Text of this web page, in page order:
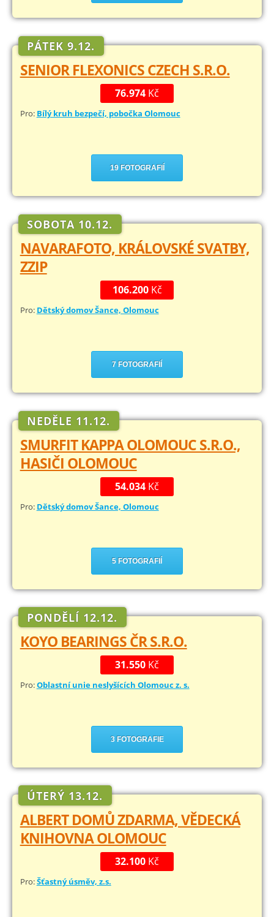
PÁTEK 9.12.
SENIOR FLEXONICS CZECH S.R.O.
76.974 Kč
Pro: Bílý kruh bezpečí, pobočka Olomouc
19 FOTOGRAFIÍ
SOBOTA 10.12.
NAVARAFOTO, KRÁLOVSKÉ SVATBY,
ZZIP
106.200Kč
Pro: Dětský domov Šance, Olomouc
7 FOTOGRAFIÍ
NEDĚLE 11.12.
SMURFIT KAPPA OLOMOUC S.R.O.,
HASIČI OLOMOUC
54.034 Kč
Pro: Dětský domov Šance, Olomouc
5 FOTOGRAFIÍ
PONDĚLÍ 12.12.
KOYO BEARINGS ČR S.R.O.
31.550 Kč
Pro:Oblastní unie neslyšících Olomouc z. s.
3 FOTOGRAFIE
ÚTERÝ 13.12.
ALBERT DOMŮ ZDARMA, VĚDECKÁ
KNIHOVNA OLOMOUC
32.100 Kč
Pro:Šťastný úsměv, z.s.